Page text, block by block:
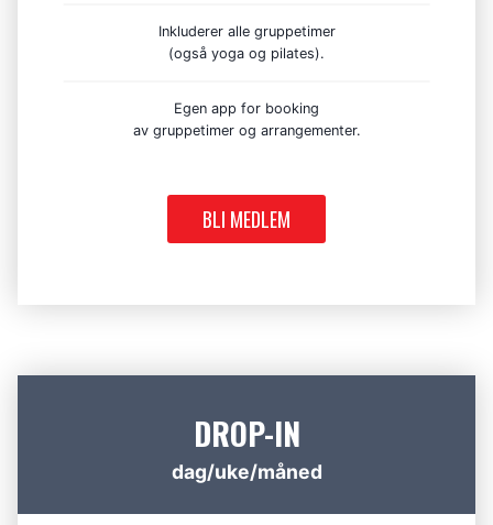
Inkluderer alle gruppetimer
(også yoga og pilates).
Egen app for booking
av gruppetimer og arrangementer.
BLI MEDLEM
DROP-IN
dag/uke/måned